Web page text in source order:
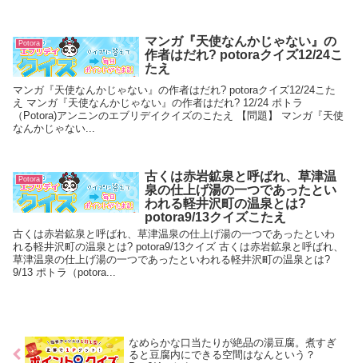
Potora
マンガ『天使なんかじゃない』の
作者はだれ? potoraクイズ12/24こ
たえ
マンガ『天使なんかじゃない』の作者はだれ? potoraクイズ12/24こた
え マンガ『天使なんかじゃない』の作者はだれ? 12/24 ポトラ
（Potora)アンニンのエブリデイクイズのこたえ 【問題】 マンガ『天使
なんかじゃない...
Potora
古くは赤岩鉱泉と呼ばれ、草津温
泉の仕上げ湯の一つであったとい
われる軽井沢町の温泉とは?
potora9/13クイズこたえ
古くは赤岩鉱泉と呼ばれ、草津温泉の仕上げ湯の一つであったといわ
れる軽井沢町の温泉とは? potora9/13クイズ 古くは赤岩鉱泉と呼ばれ、
草津温泉の仕上げ湯の一つであったといわれる軽井沢町の温泉とは?
9/13 ポトラ（potora...
なめらかな口当たりが絶品の湯豆腐。煮すぎ
ると豆腐内にできる空間はなんという？